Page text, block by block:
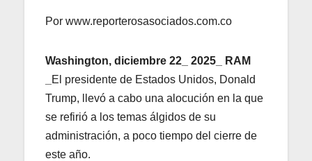
Por www.reporterosasociados.com.co
Washington, diciembre 22_ 2025_ RAM
El presidente de Estados Unidos, Donald
Trump, llevó a cabo una alocución en la que
se refirió a los temas álgidos de su
administración, a poco tiempo del cierre de
este año.